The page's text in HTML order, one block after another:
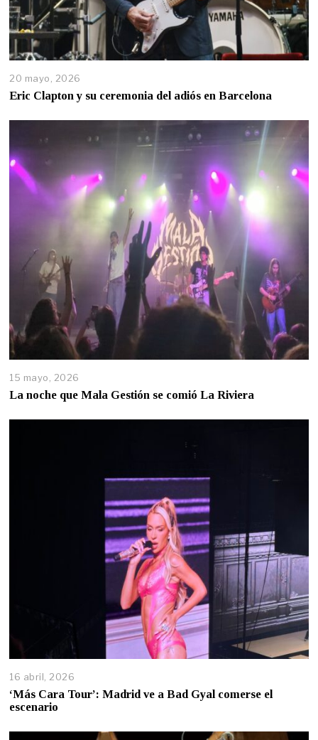
20 mayo, 2026
Eric Clapton y su ceremonia del adiós en Barcelona
15 mayo, 2026
La noche que Mala Gestión se comió La Riviera
16 abril, 2026
‘Más Cara Tour’: Madrid ve a Bad Gyal comerse el
escenario